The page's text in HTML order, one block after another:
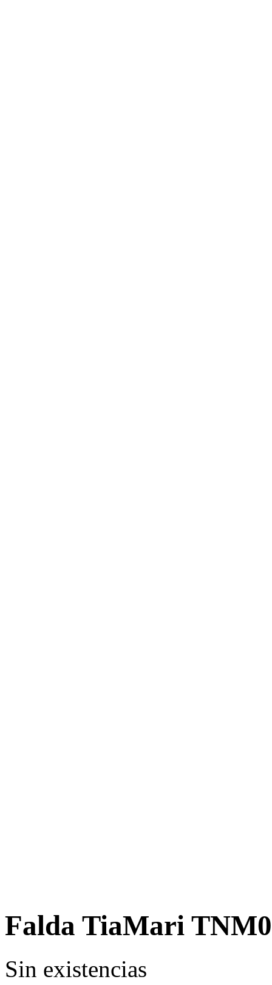
Falda TiaMari
Sin existencias